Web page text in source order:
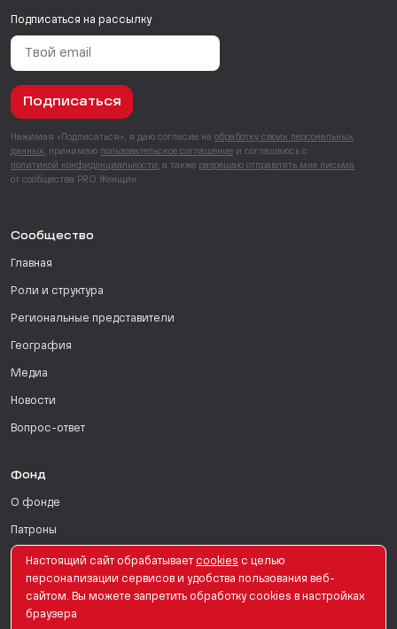
Подписаться на рассылку
Подписаться
Нажимая «Подписаться», я даю согласие на обработку своих персональных
данных , принимаю пользовательское соглашение и соглашаюсь с
политикой конфиденциальности , а также разрешаю отправлять мне письма
от сообщества PRO Женщин.
Сообщество
Главная
Роли и структура
Региональные представители
География
Медиа
Новости
Вопрос-ответ
Фонд
О фонде
Патроны
Поддержать
Для СМИ
Настоящий сайт обрабатывает сookies с целью
персонализации сервисов и удобства пользования веб-
сайтом. Вы можете запретить обработку сookies в настройках
браузера